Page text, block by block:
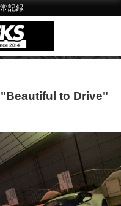
記録
to Drive"